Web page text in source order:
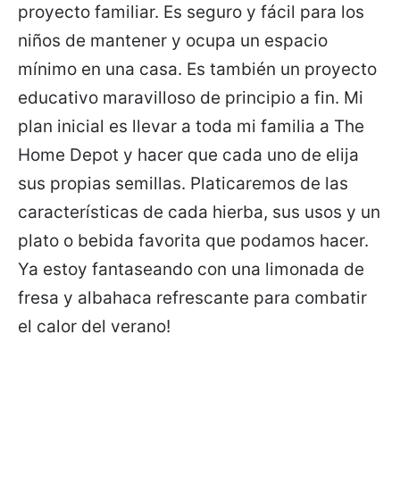
proyecto familiar. Es seguro y fácil para los
niños de mantener y ocupa un espacio
mínimo en una casa. Es también un proyecto
educativo maravilloso de principio a fin. Mi
plan inicial es llevar a toda mi familia a The
Home Depot y hacer que cada uno de elija
sus propias semillas. Platicaremos de las
características de cada hierba, sus usos y un
plato o bebida favorita que podamos hacer.
Ya estoy fantaseando con una limonada de
fresa y albahaca refrescante para combatir
el calor del verano!